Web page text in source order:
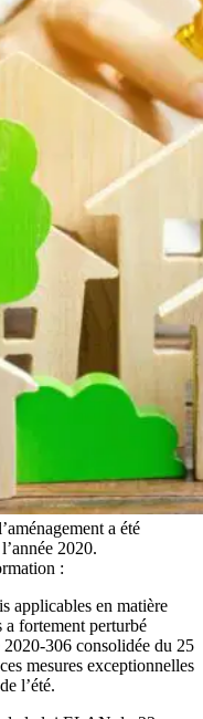
a été
2020.
:
applicables en matière
a fortement perturbé
2020-306 consolidée du 25
mesures exceptionnelles
l’été.